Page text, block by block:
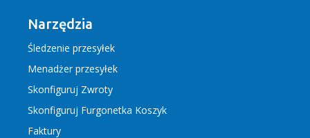
Narzędzia
Śledzenie przesyłek
Menadżer przesyłek
Skonfiguruj Zwroty
Skonfiguruj Furgonetka Koszyk
Faktury